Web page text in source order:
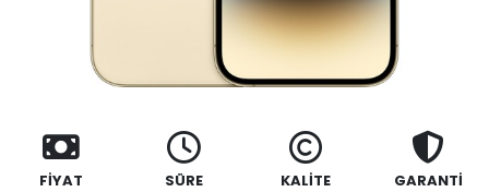
FİYAT SÜRE KALİTE GARANTİ